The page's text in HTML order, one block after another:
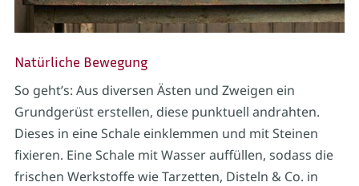
Natürliche Bewegung
So geht’s: Aus diversen Ästen und Zweigen ein
Grundgerüst erstellen, diese punktuell andrahten.
Dieses in eine Schale einklemmen und mit Steinen
fixieren. Eine Schale mit Wasser auffüllen, sodass die
frischen Werkstoffe wie Tarzetten, Disteln & Co. in